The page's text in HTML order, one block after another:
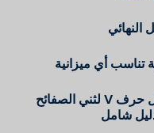
النهائي
تناسب أي ميزانية
اختر فتحة القالب المثالية على شكل حرف V لثني الصفائح
شامل